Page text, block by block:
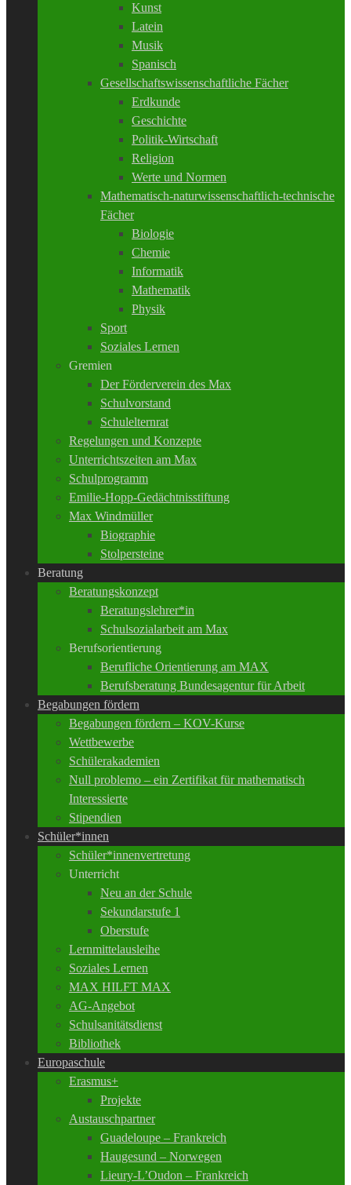
Kunst
Latein
Musik
Spanisch
Gesellschaftswissenschaftliche Fächer
Erdkunde
Geschichte
Politik-Wirtschaft
Religion
Werte und Normen
Mathematisch-naturwissenschaftlich-technische
Fächer
Biologie
Chemie
Informatik
Mathematik
Physik
Sport
Soziales Lernen
Gremien
Der Förderverein des Max
Schulvorstand
Schulelternrat
Regelungen und Konzepte
Unterrichtszeiten am Max
Schulprogramm
Emilie-Hopp-Gedächtnisstiftung
Max Windmüller
Biographie
Stolpersteine
Beratung
Beratungskonzept
Beratungslehrer*in
Schulsozialarbeit am Max
Berufsorientierung
Berufliche Orientierung am MAX
Berufsberatung Bundesagentur für Arbeit
Begabungen fördern
Begabungen fördern – KOV-Kurse
Wettbewerbe
Schülerakademien
Null problemo – ein Zertifikat für mathematisch
Interessierte
Stipendien
Schüler*innen
Schüler*innenvertretung
Unterricht
Neu an der Schule
Sekundarstufe 1
Oberstufe
Lernmittelausleihe
Soziales Lernen
MAX HILFT MAX
AG-Angebot
Schulsanitätsdienst
Bibliothek
Europaschule
Erasmus+
Projekte
Austauschpartner
Guadeloupe – Frankreich
Haugesund – Norwegen
Lieury-L’Oudon – Frankreich